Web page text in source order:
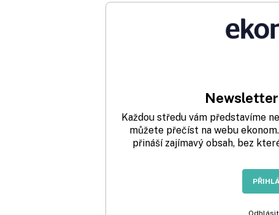
Newsletter
Každou středu vám představíme
můžete přečíst na webu
přináší zajímavý obsah, bez